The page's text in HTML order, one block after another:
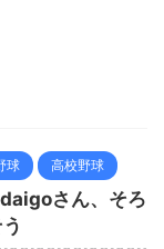
球 高校野球
daigoさん、そろ